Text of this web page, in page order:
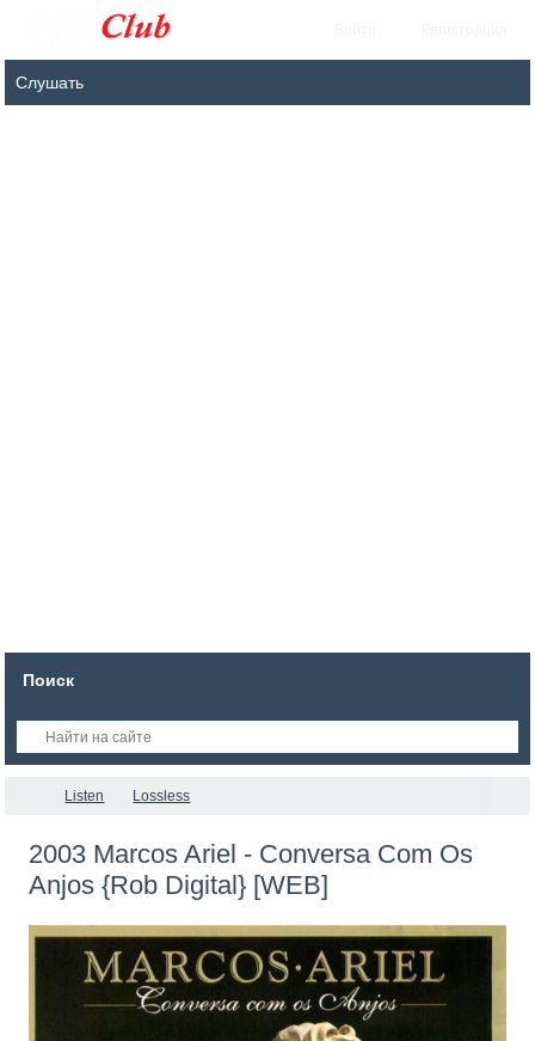
Поиск
Listen Lossless
2003 Marcos Ariel - Conversa Com Os
Anjos {Rob Digital} [WEB]